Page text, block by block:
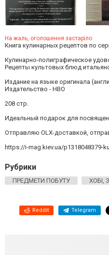
На жаль, оголошення застаріло
Книга кулинарных рецептов по
Кулинарно-полиграфическое
Рецепты культовых блюд
Издание на языке оригинала
Издательство - HBO
208 стр.
Идеальный подарок для
Отправляю OLX-доставкой,
https://i-mag.kiev.ua/p1318048379-
Рубрики
ПРЕДМЕТИ ПОБУТУ ХОБІ,
Reddit Telegram